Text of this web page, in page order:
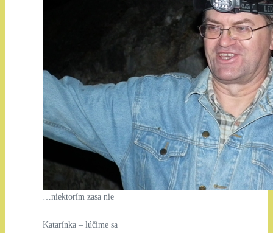
…niektorím zasa nie
Katarínka – lúčime sa